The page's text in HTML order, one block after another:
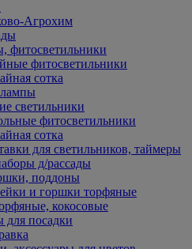
Агрохим
фитосветильники
фитосветильники
сотка
светильники
фитосветильники
сотка
для светильников, таймеры
д/рассады
поддоны
и горшки торфяные
кокосовые
для посадки